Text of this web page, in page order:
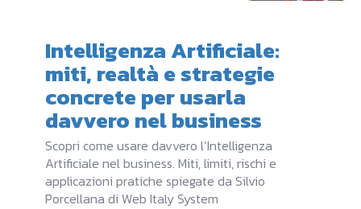
Intelligenza Artificiale:
miti, realtà e strategie
concrete per usarla
davvero nel business
Scopri come usare davvero l’Intelligenza
Artificiale nel business. Miti, limiti, rischi e
applicazioni pratiche spiegate da Silvio
Porcellana di Web Italy System